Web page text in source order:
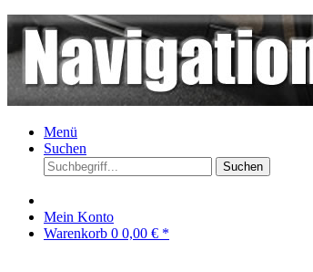
Menü
Suchen
Suchen
Mein Konto
Warenkorb 0 0,00 € *